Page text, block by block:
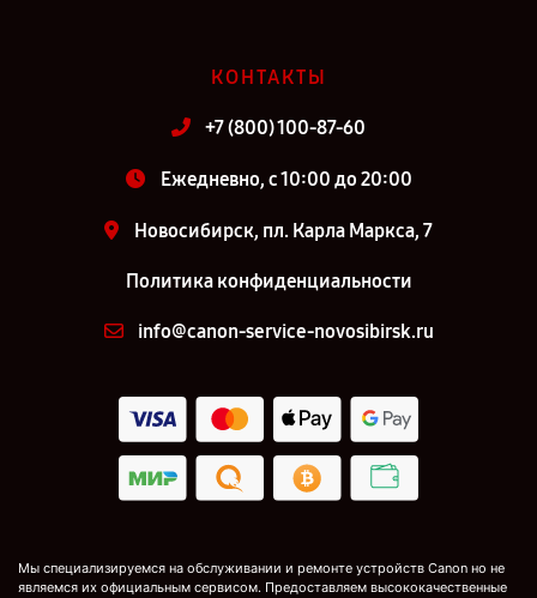
КОНТАКТЫ
+7 (800) 100-87-60
Ежедневно, с 10:00 до 20:00
Новосибирск, пл. Карла Маркса, 7
Политика конфиденциальности
info@canon-service-novosibirsk.ru
Мы специализируемся на обслуживании и ремонте устройств Canon но не
являемся их официальным сервисом. Предоставляем высококачественные